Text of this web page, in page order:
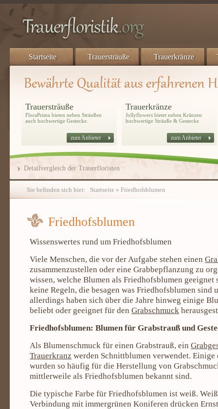
Startseite Trauersträuße Trauerkränze
Detailvergleich der Trauerfloristen
Trauersträuße
FloraPrima bieten neben Sträußen
auch hochwertige Gestecke.
zum Anbieter
Trauerkränze
Jollyflowers bietet neben Kränzen
hochwertige Sträuße & Gestecke
zum Anbieter
Sie befinden sich hier: Startseite » Friedhofsblumen
Friedhofsblumen
Wissenswertes rund um Friedhofsblumen
Viele Menschen, die vor der Aufgabe stehen einen
zusammenzustellen oder eine Grabbepflanzung zu
wissen, welche Blumen als Friedhofsblumen geeignet
keine Regeln, die besagen was Friedhofsblumen sind
allerdings haben sich über die Jahre hinweg einige
beliebt oder geeignet für den Grabschmuck
Friedhofsblumen: Blumen für Grabstrauß und
Als Blumenschmuck für einen Grabstrauß, ein
Trauerkranz werden Schnittblumen verwendet. Einige
wurden so häufig für die Herstellung von
mittlerweile als Friedhofsblumen bekannt sind.
Die typische Farbe für Friedhofsblumen ist weiß.
Verbindung mit immergrünen Koniferen drücken